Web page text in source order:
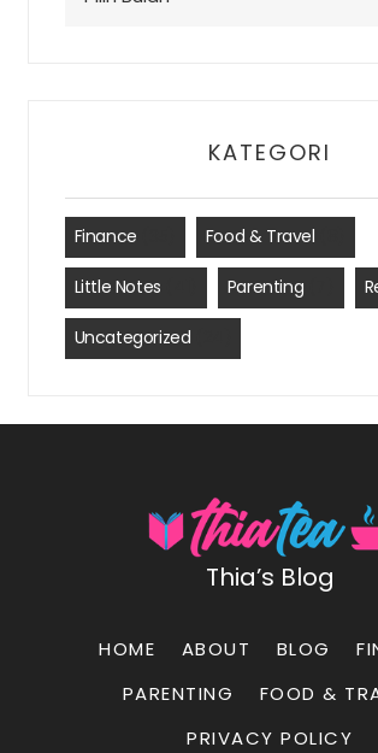
KATEGORI
Finance Food & Travel
Little Notes Parenting
Uncategorized
Thia’s Blog
HOME ABOUT BLOG
PARENTING
FOOD &
PRIVACY POLICY